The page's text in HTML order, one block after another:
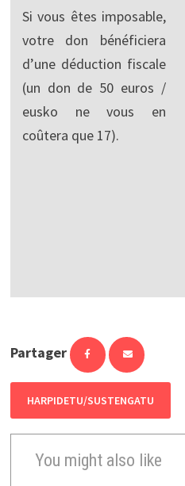
Si vous êtes imposable,
votre don bénéficiera
d’une déduction fiscale
(un don de 50 euros /
eusko ne vous en
coûtera que 17).
Partager
HARPIDETU/SUSTENGATU
You might also like